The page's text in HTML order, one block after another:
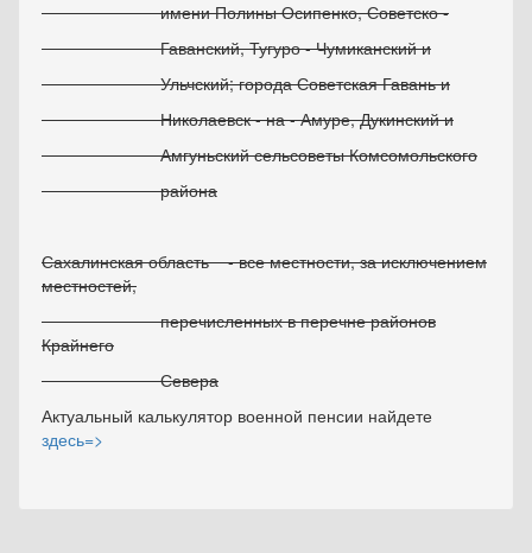
имени Полины Осипенко, Советско -
Гаванский, Тугуро - Чумиканский и
Ульчский; города Советская Гавань и
Николаевск - на - Амуре, Дукинский и
Амгуньский сельсоветы Комсомольского
района
Сахалинская область - все местности, за исключением
местностей,
перечисленных в перечне районов
Крайнего
Севера
Актуальный калькулятор военной пенсии найдете
здесь=>